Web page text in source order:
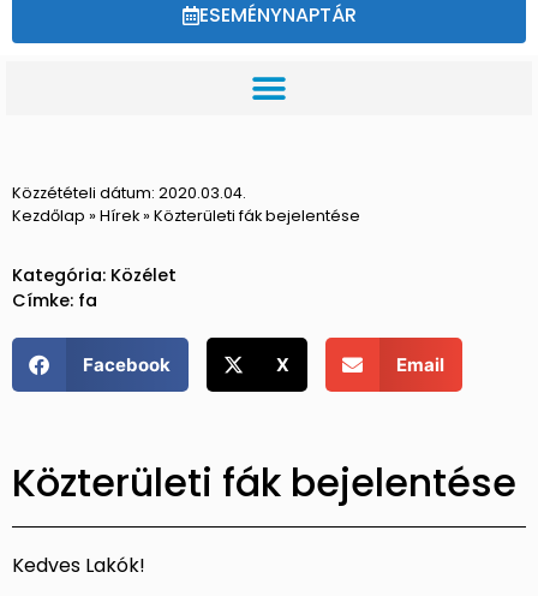
ESEMÉNYNAPTÁR
Közzétételi dátum: 2020.03.04.
Kezdőlap » Hírek» Közterületi fák bejelentése
Kategória: Közélet
Címke: fa
Facebook X Email
Közterületi fák bejelentése
Kedves Lakók!